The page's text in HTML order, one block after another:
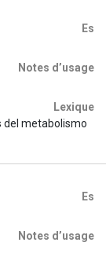
Es
Notes d’usage
Lexique
del metabolismo
Es
Notes d’usage